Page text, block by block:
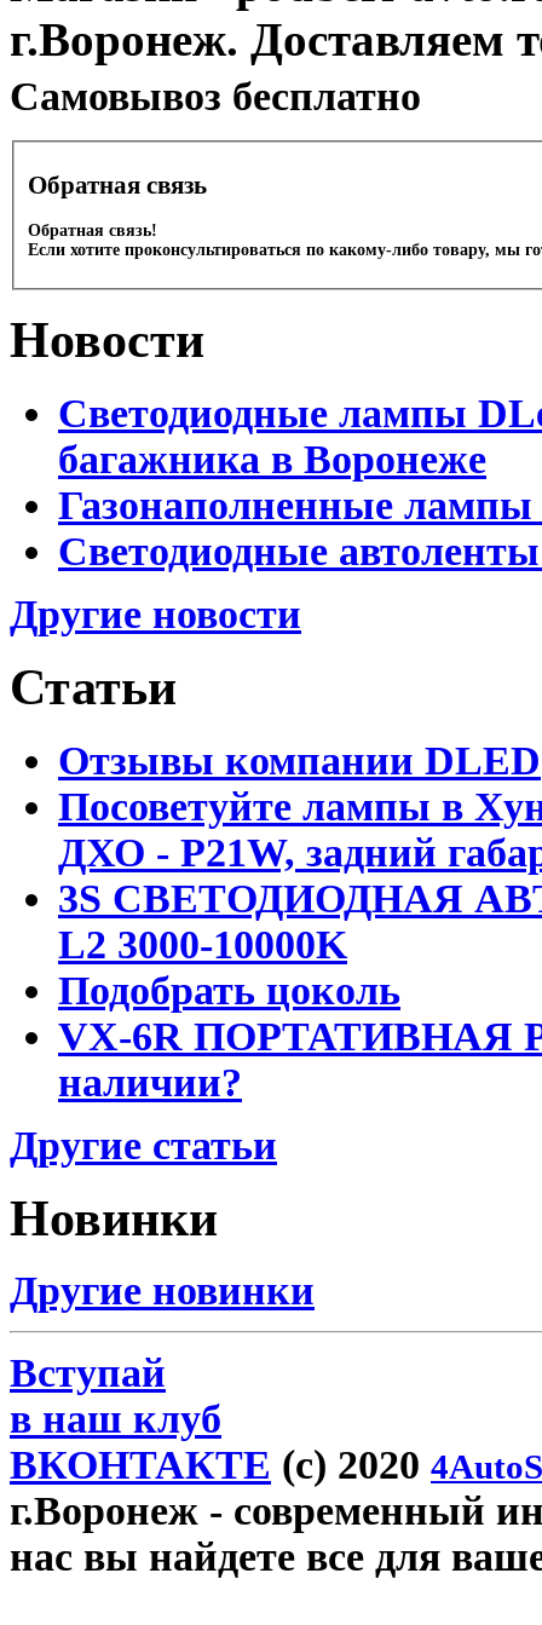
г.Воронеж. Доставляем
Cамовывоз бесплатно
Обратная связь
Обратная связь!
Если хотите проконсультироваться по какому-либо товару, мы
Новости
Светодиодные лампы
багажника в Воронеже
Газонаполненные
Светодиодные
Другие новости
Статьи
Отзывы компании DLED
Посоветуйте лампы в
ДХО - P21W, задний
3S СВЕТОДИОДНАЯ
L2 3000-10000K
Подобрать цоколь
VX-6R ПОРТАТИВНАЯ
наличии?
Другие статьи
Новинки
Другие новинки
Вступай
в наш клуб
ВКОНТАКТЕ (c) 2020
г.Воронеж - современный
нас вы найдете все для